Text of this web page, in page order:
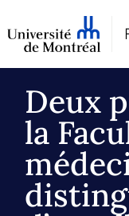
Deux
la